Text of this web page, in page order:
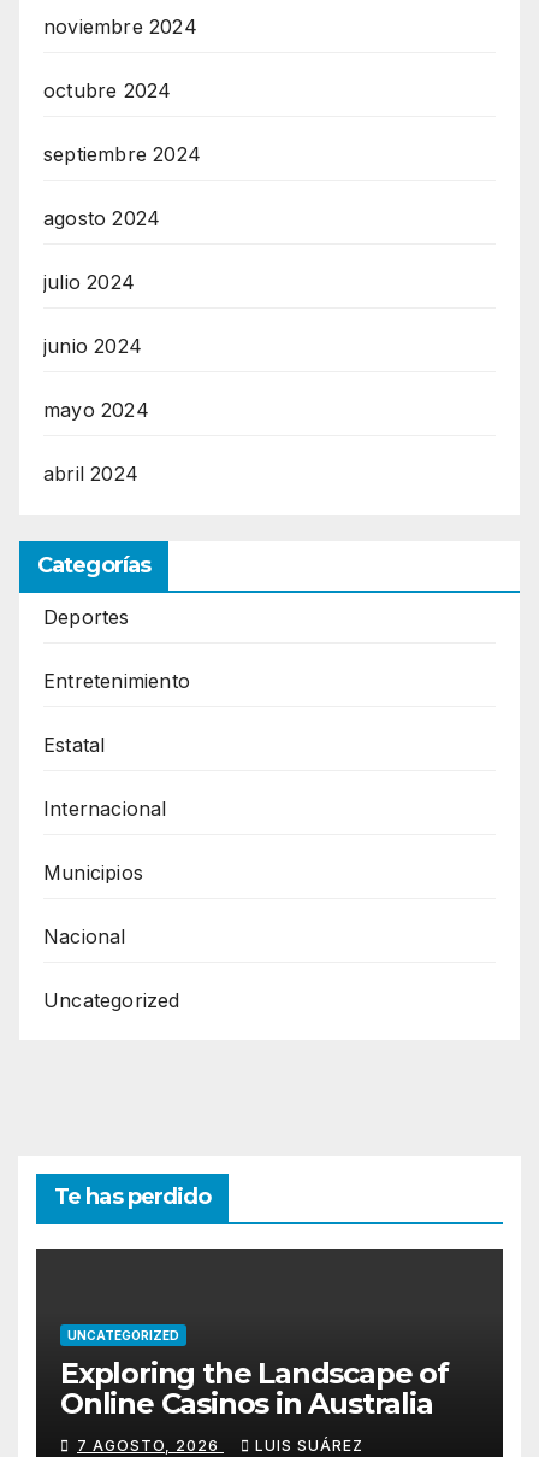
noviembre 2024
octubre 2024
septiembre 2024
agosto 2024
julio 2024
junio 2024
mayo 2024
abril 2024
Categorías
Deportes
Entretenimiento
Estatal
Internacional
Municipios
Nacional
Uncategorized
Te has perdido
UNCATEGORIZED
Exploring the Landscape of
Online Casinos in Australia
7 AGOSTO, 2026 LUIS SUÁREZ